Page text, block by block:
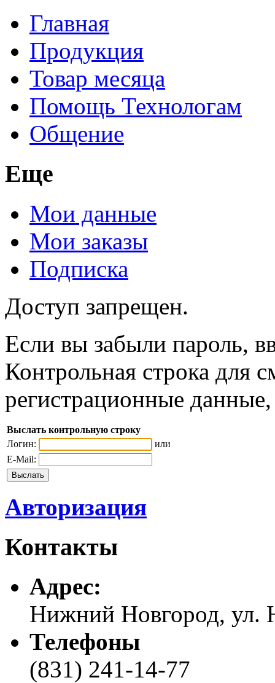
Главная
Продукция
Товар месяца
Помощь Технологам
Общение
Еще
Мои данные
Мои заказы
Подписка
Доступ запрещен.
Если вы забыли пароль,
Контрольная строка для
регистрационные
Выслать контрольную строку
Логин:
или
E-Mail:
Авторизация
Контакты
Адреc:
Нижний Новгород, ул.
Телефоны
(831) 241-14-77